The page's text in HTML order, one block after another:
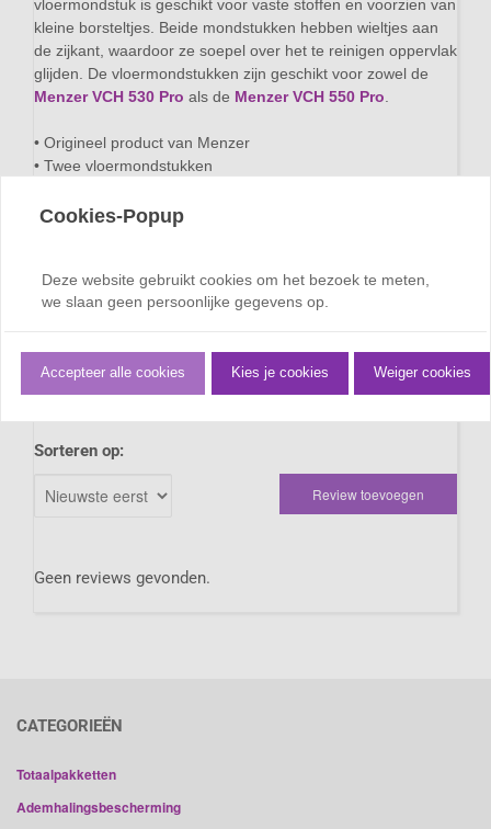
vloermondstuk is geschikt voor vaste stoffen en voorzien van
kleine borsteltjes. Beide mondstukken hebben wieltjes aan
de zijkant, waardoor ze soepel over het te reinigen oppervlak
glijden. De vloermondstukken zijn geschikt voor zowel de
Menzer VCH 530 Pro als de Menzer VCH 550 Pro
• Origineel product van Menzer
• Twee vloermondstukken
• Vloermondstuk voor vaste stoffen met kleine borsteltjes
cm, breedte 6 cm
• Afmetingen vloermondstuk voor vaste stoffen: lengte 36
Dit product is uitgesloten van winkelwagenkorting (de
marge op dit product laat dit helaas niet toe).
Sorteren op:
Review toevoegen
Geen reviews gevonden.
CATEGORIEËN
Totaalpakketten
Ademhalingsbescherming
Cookies-Popup
Deze website gebruikt cookies om het bezoek te meten,
we slaan geen persoonlijke gegevens op.
Accepteer alle cookies Kies je cookies Weiger cookies